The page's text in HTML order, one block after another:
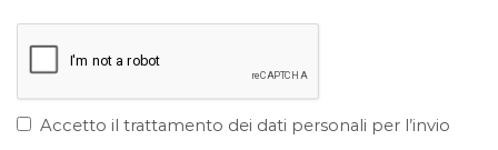
Accetto il trattamento dei dati personali per l’invio